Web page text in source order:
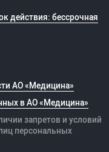
действия: бессрочная
АО «Медицина»
в АО «Медицина»
запретов и условий
персональных